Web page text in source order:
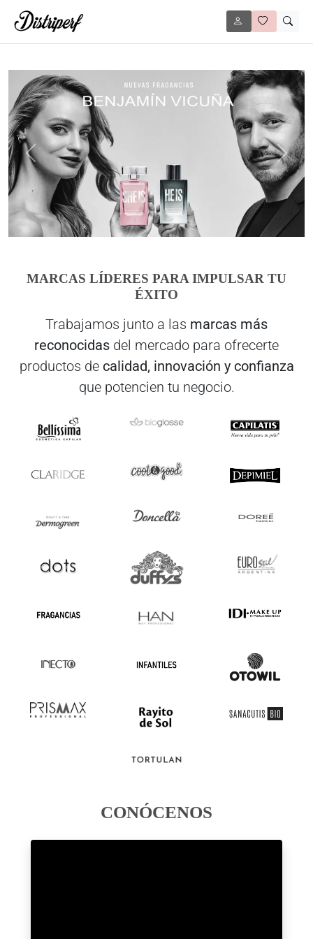
Anterior
MARCAS LÍDERES PARA IMPULSAR TU
ÉXITO
Trabajamos junto a las marcas más
reconocidas del mercado para ofrecerte
productos de calidad, innovación y confianza
que potencien tu negocio.
CONÓCENOS